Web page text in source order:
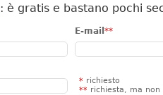
: è gratis e bastano pochi
E-mail **
* richiesto
** richiesta, ma non